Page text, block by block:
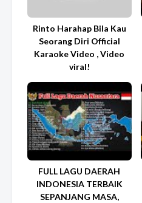
Rinto Harahap Bila Kau
Seorang Diri Official
Karaoke Video , Video
viral!
FULL LAGU DAERAH
INDONESIA TERBAIK
SEPANJANG MASA,